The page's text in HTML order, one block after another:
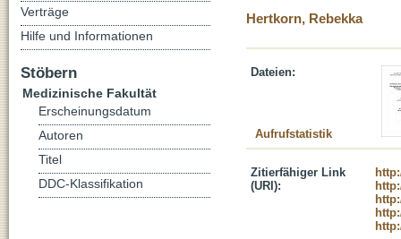
Hertkorn, Rebekka
Dateien:
Aufrufstatistik
Zitierfähiger Link
(URI):
Verträge
Hilfe und Informationen
Stöbern
Medizinische Fakultät
Erscheinungsdatum
Autoren
Titel
DDC-Klassifikation